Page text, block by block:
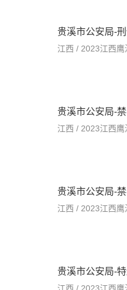
贵溪市公安局-
江西 / 2023江西
贵溪市公安局-
江西 / 2023江西
贵溪市公安局-
江西 / 2023江西
贵溪市公安局-